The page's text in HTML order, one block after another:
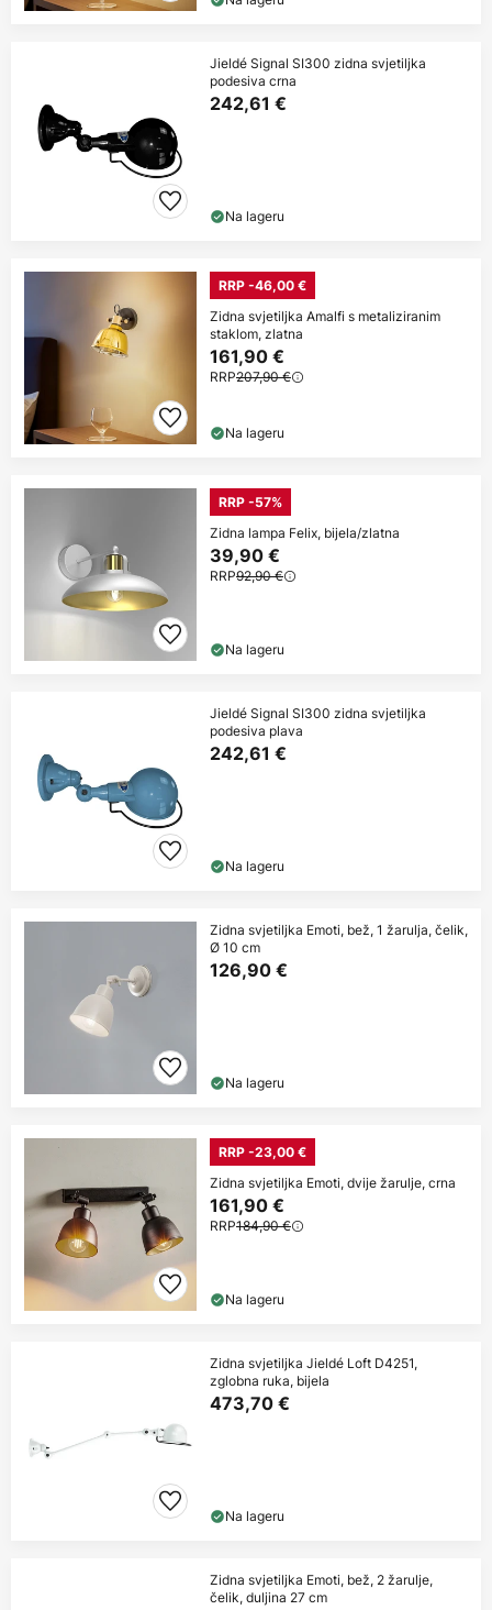
Jieldé Signal SI300 zidna svjetiljka
podesiva crna
242,61 €
Na lageru
RRP -46,00 €
Zidna svjetiljka Amalfi s metaliziranim
staklom, zlatna
161,90 €
RRP207,90 €
Na lageru
RRP -57%
Zidna lampa Felix, bijela/zlatna
39,90 €
RRP92,90 €
Na lageru
Jieldé Signal SI300 zidna svjetiljka
podesiva plava
242,61 €
Na lageru
Zidna svjetiljka Emoti, bež, 1 žarulja, čelik,
Ø 10 cm
126,90 €
Na lageru
RRP -23,00 €
Zidna svjetiljka Emoti, dvije žarulje, crna
161,90 €
RRP184,90 €
Na lageru
Zidna svjetiljka Jieldé Loft D4251,
zglobna ruka, bijela
473,70 €
Na lageru
Zidna svjetiljka Emoti, bež, 2 žarulje,
čelik, duljina 27 cm